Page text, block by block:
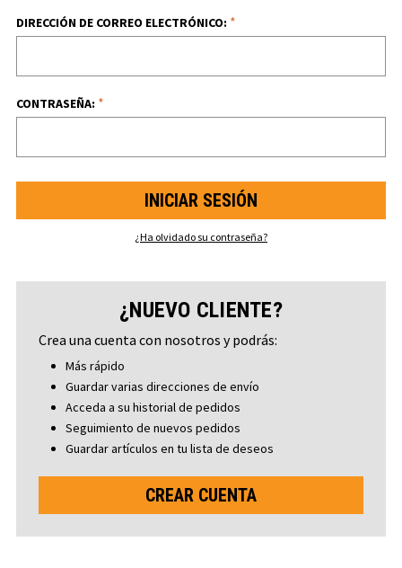
DIRECCIÓN DE CORREO ELECTRÓNICO: *
CONTRASEÑA: *
¿Ha olvidado su contraseña?
¿NUEVO CLIENTE?
Crea una cuenta con nosotros y podrás:
Más rápido
Guardar varias direcciones de envío
Acceda a su historial de pedidos
Seguimiento de nuevos pedidos
Guardar artículos en tu lista de deseos
CREAR CUENTA